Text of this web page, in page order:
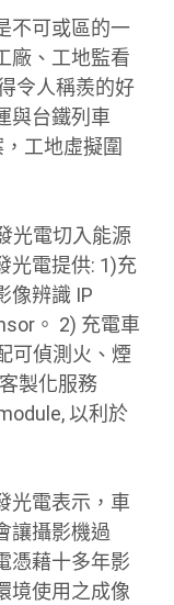
不可或區的一
廠、工地監看
令人稱羨的好
與台鐵列車
工地虛擬圍
光電切入能源
光電提供: 1)充
像辨識 IP
。 2) 充電車
可偵測火、煙
製化服務
以利於
光電表示，車
讓攝影機過
憑藉十多年影
境使用之成像